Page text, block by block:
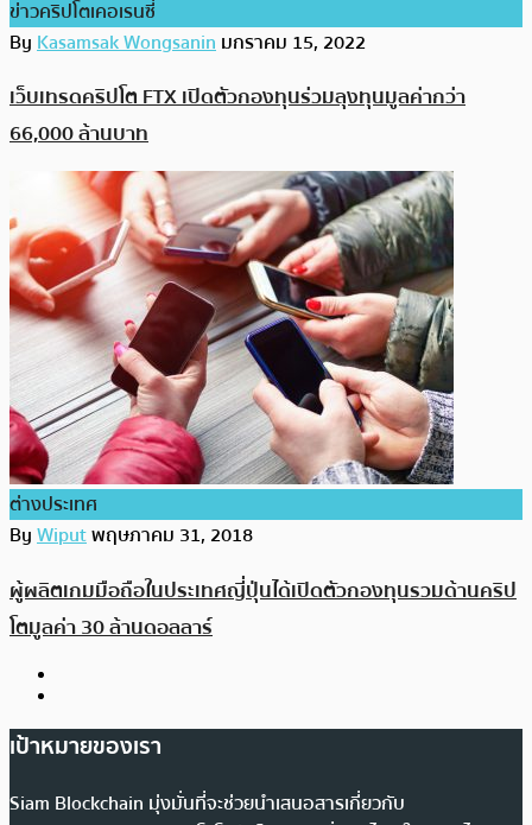
ข่าวคริปโตเคอเรนซี่
ByKasamsak Wongsaninมกราคม 15, 2022
เว็บเทรดคริปโต FTX เปิดตัวกองทุนร่วมลุงทุนมูลค่ากว่า
66,000 ล้านบาท
ต่างประเทศ
ByWiputพฤษภาคม 31, 2018
ผู้ผลิตเกมมือถือในประเทศญี่ปุ่นได้เปิดตัวกองทุนรวมด้านคริป
โตมูลค่า 30 ล้านดอลลาร์
เป้าหมายของเรา
Siam Blockchain มุ่งมั่นที่จะช่วยนำเสนอสารเกี่ยวกับ